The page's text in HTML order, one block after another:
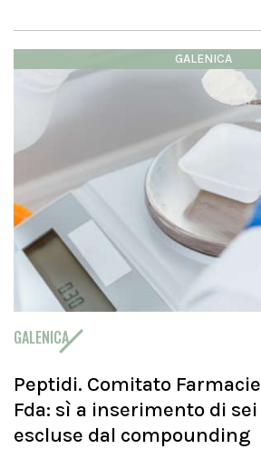
GALENICA
GALENICA
Peptidi. Comitato
Fda: sì a inserimento di
escluse dal compounding